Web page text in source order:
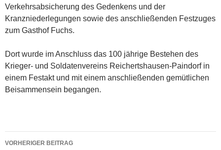
Verkehrsabsicherung des Gedenkens und der
Kranzniederlegungen sowie des anschließenden Festzuges
zum Gasthof Fuchs.
Dort wurde im Anschluss das 100 jährige Bestehen des
Krieger- und Soldatenvereins Reichertshausen-Paindorf in
einem Festakt und mit einem anschließenden gemütlichen
Beisammensein begangen.
Beitragsnavigation
VORHERIGER BEITRAG